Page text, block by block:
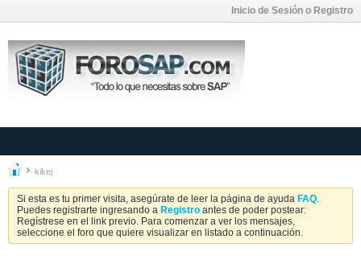
Inicio de Sesión o Registro
kikej
Si esta es tu primer visita, asegúrate de leer la página de ayuda FAQ.
Puedes registrarte ingresando a Registro antes de poder postear:
Regístrese en el link previo. Para comenzar a ver los mensajes,
seleccione el foro que quiere visualizar en listado a continuación.